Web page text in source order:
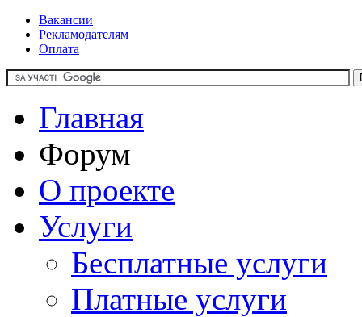
Вакансии
Рекламодателям
Оплата
Главная
Форум
О проекте
Услуги
Бесплатные услуги
Платные услуги